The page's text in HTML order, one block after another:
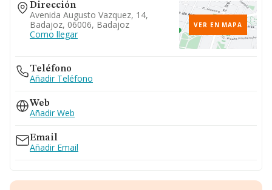
Dirección
Avenida Augusto Vazquez, 14,
Badajoz, 06006, Badajoz
Como llegar
VER EN MAPA
Teléfono
Añadir Teléfono
Web
Añadir Web
Email
Añadir Email